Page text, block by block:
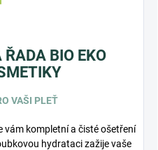
BIO EKO
VAŠI PLEŤ
vám kompletní a čisté ošetření
hydrataci zažije vaše